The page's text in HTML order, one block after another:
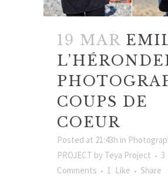
19 MAR
COUPS DE
COEUR
Posted at 21:43h in
PROJECT by Teya Project
3
Comments
1 Like Share